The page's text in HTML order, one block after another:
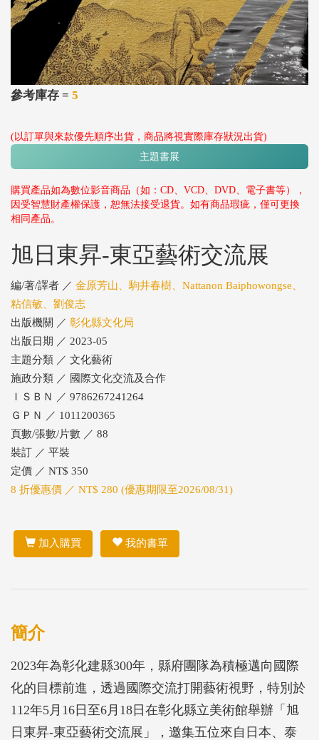
參考庫存 = 5
(以訂單與來款優先順序出貨，商品將視實際庫存狀況出貨)
主題書展
購買產品如為數位影音商品（如：CD、VCD、DVD、電子書等），
因受智慧財產權保護，恕無法接受退貨。如有商品瑕疵，僅可更換
相同產品。
旭日東昇-東亞藝術交流展
編/著/譯者 ／ 金原芳山、駒井春樹、Nattanon Baiphowongse、
粘信敏、劉俊志
出版機關 ／ 彰化縣文化局
出版日期 ／ 2023-05
主題分類 ／ 文化藝術
施政分類 ／ 國際文化交流及合作
ＩＳＢＮ ／ 9786267241264
ＧＰＮ ／ 1011200365
頁數/張數/片數 ／ 88
裝訂 ／ 平裝
定價 ／ NT$ 350
8 折優惠價 ／ NT$ 280 (優惠期限至2026/08/31)
加入購買 我的書單
簡介
2023年為彰化建縣300年，縣府團隊為積極邁向國際
化的目標前進，透過國際交流打開藝術視野，特別於
112年5月16日至6月18日在彰化縣立美術館舉辦「旭
日東昇-東亞藝術交流展」，邀集五位來自日本、泰